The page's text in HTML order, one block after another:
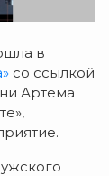
в
со ссылкой
Артема